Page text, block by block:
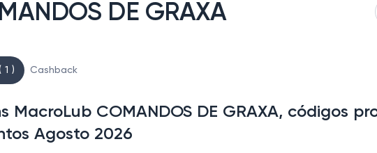
DE GRAXA
1 ) Cashback
MacroLub COMANDOS DE GRAXA, códigos
Agosto 2026